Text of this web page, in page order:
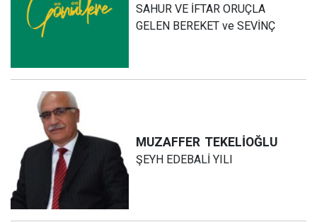
SAHUR VE İFTAR ORUÇLA
GELEN BEREKET ve SEVİNÇ
MUZAFFER TEKELİOĞLU
ŞEYH EDEBALİ YILI